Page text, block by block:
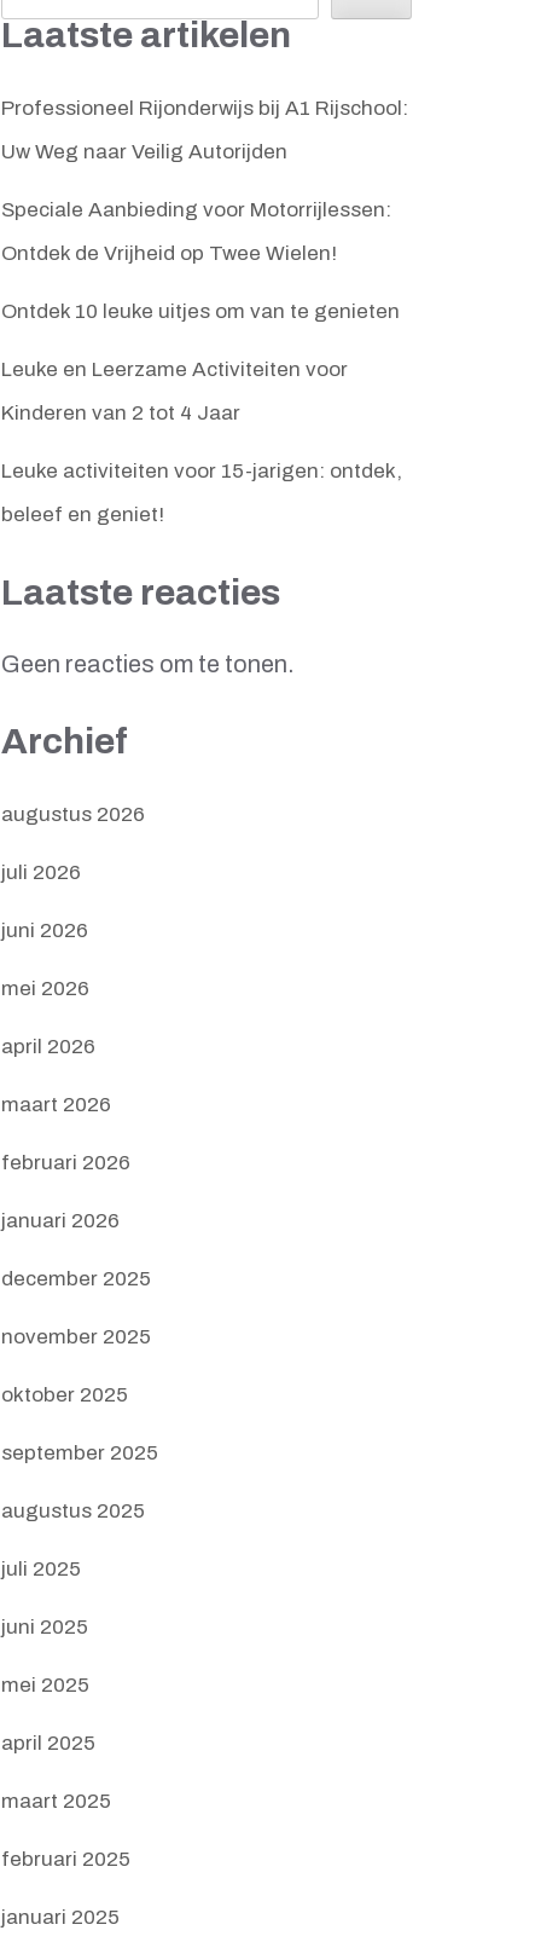
Laatste artikelen
Professioneel Rijonderwijs bij A1 Rijschool:
Uw Weg naar Veilig Autorijden
Speciale Aanbieding voor Motorrijlessen:
Ontdek de Vrijheid op Twee Wielen!
Ontdek 10 leuke uitjes om van te genieten
Leuke en Leerzame Activiteiten voor
Kinderen van 2 tot 4 Jaar
Leuke activiteiten voor 15-jarigen: ontdek,
beleef en geniet!
Laatste reacties
Geen reacties om te tonen.
Archief
augustus 2026
juli 2026
juni 2026
mei 2026
april 2026
maart 2026
februari 2026
januari 2026
december 2025
november 2025
oktober 2025
september 2025
augustus 2025
juli 2025
juni 2025
mei 2025
april 2025
maart 2025
februari 2025
januari 2025